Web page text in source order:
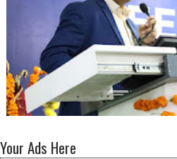
Your Ads Here